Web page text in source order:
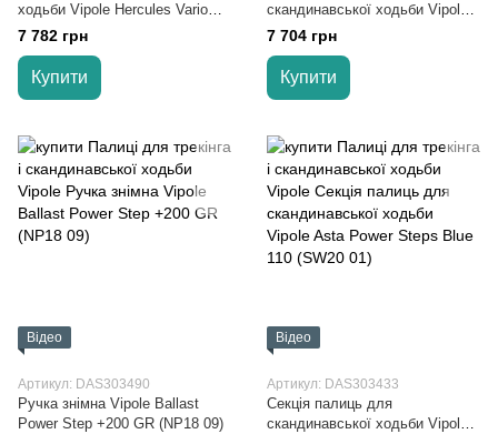
ходьби Vipole Hercules Vario
Carbon +200 GR (SW20 04)
7 782 грн
Купити
скандинавської ходьби Vipole
Asta Power Steps Blue 105
(SW20 01)
7 704 грн
Купити
Відео
Артикул: DAS303490
Ручка знімна Vipole Ballast
Power Step +200 GR (NP18 09)
Відео
Артикул: DAS303433
Секція палиць для
скандинавської ходьби Vipole